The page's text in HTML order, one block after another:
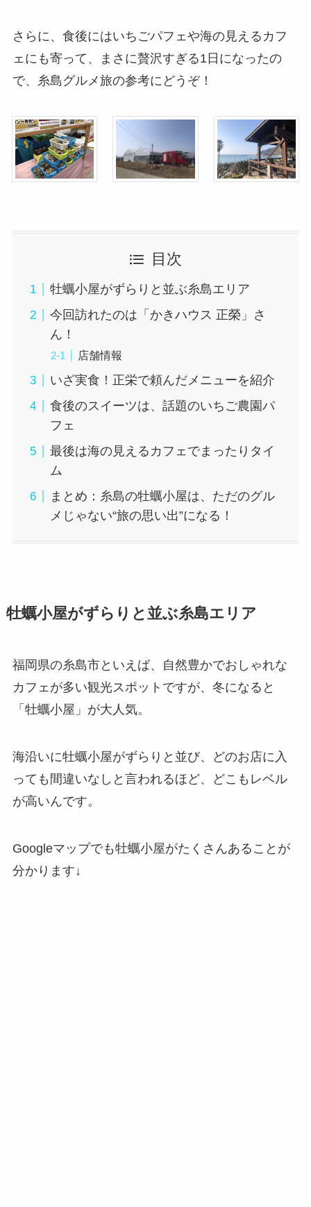
さらに、食後にはいちごパフェや海の見えるカフ
ェにも寄って、まさに贅沢すぎる1日になったの
で、糸島グルメ旅の参考にどうぞ！
目次
牡蠣小屋がずらりと並ぶ糸島エリア
今回訪れたのは「かきハウス 正榮」さ
ん！
店舗情報
いざ実食！正栄で頼んだメニューを紹介
食後のスイーツは、話題のいちご農園パ
フェ
最後は海の見えるカフェでまったりタイ
ム
まとめ：糸島の牡蠣小屋は、ただのグル
メじゃない“旅の思い出”になる！
牡蠣小屋がずらりと並ぶ糸島エリア
福岡県の糸島市といえば、自然豊かでおしゃれな
カフェが多い観光スポットですが、冬になると
「牡蠣小屋」が大人気。
海沿いに牡蠣小屋がずらりと並び、どのお店に入
っても間違いなしと言われるほど、どこもレベル
が高いんです。
Googleマップでも牡蠣小屋がたくさんあることが
分かります↓